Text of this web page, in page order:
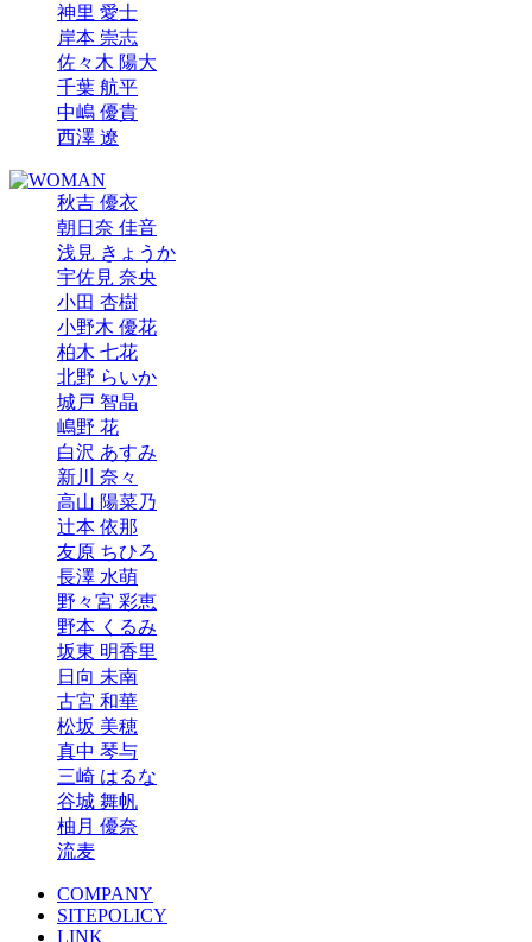
神里 愛士
岸本 崇志
佐々木 陽大
千葉 航平
中嶋 優貴
西澤 遼
秋吉 優衣
朝日奈 佳音
浅見 きょうか
宇佐見 奈央
小田 杏樹
小野木 優花
柏木 七花
北野 らいか
城戸 智晶
嶋野 花
白沢 あすみ
新川 奈々
高山 陽菜乃
辻本 依那
友原 ちひろ
長澤 水萌
野々宮 彩恵
野本 くるみ
坂東 明香里
日向 未南
古宮 和華
松坂 美穂
真中 琴与
三崎 はるな
谷城 舞帆
柚月 優奈
流麦
COMPANY
SITEPOLICY
LINK